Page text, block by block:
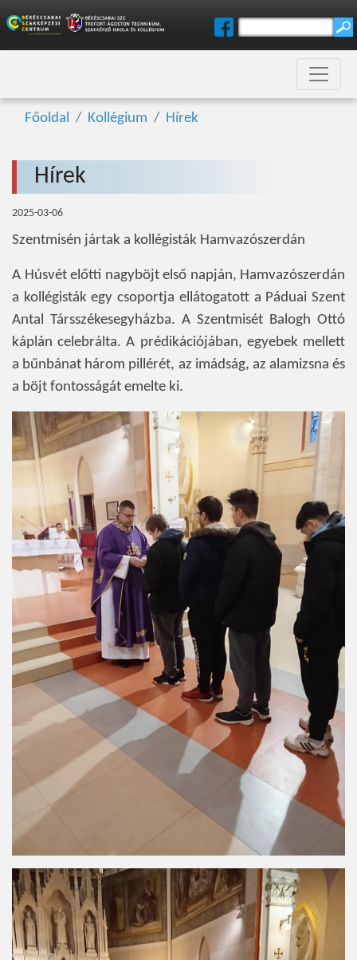
Főoldal Kollégium Hírek
Hírek
2025-03-06
Szentmisén jártak a kollégisták Hamvazószerdán
A Húsvét előtti nagyböjt első napján, Hamvazószerdán
a kollégisták egy csoportja ellátogatott a Páduai Szent
Antal Társszékesegyházba. A Szentmisét Balogh Ottó
káplán celebrálta. A prédikációjában, egyebek mellett
a bűnbánat három pillérét, az imádság, az alamizsna és
a böjt fontosságát emelte ki.